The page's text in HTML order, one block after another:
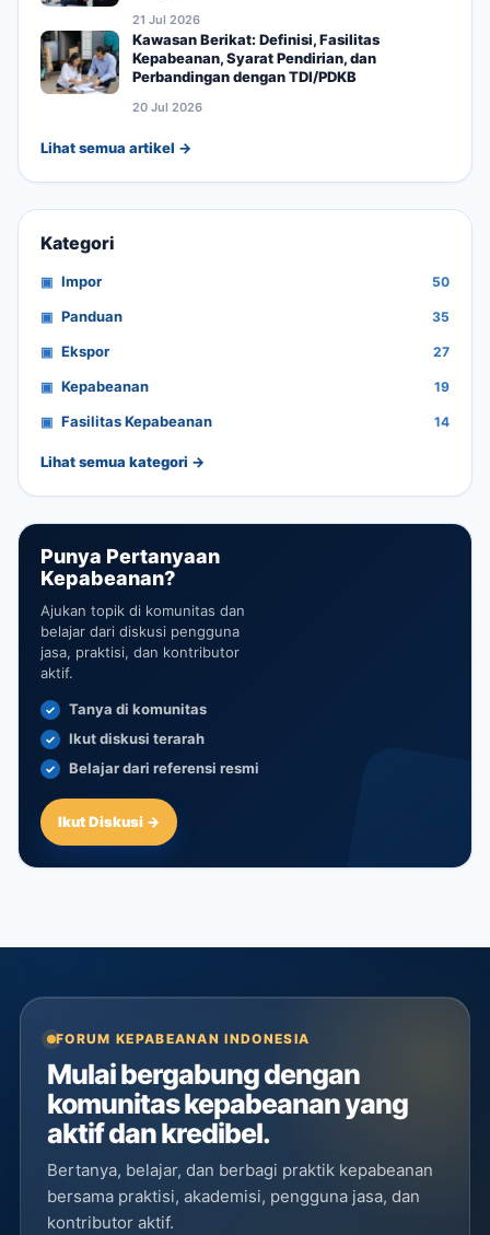
21 Jul 2026
Kawasan Berikat: Definisi, Fasilitas
Kepabeanan, Syarat Pendirian, dan
Perbandingan dengan TDI/PDKB
20 Jul 2026
Lihat semua artikel →
Kategori
Impor 50
Panduan 35
Ekspor 27
Kepabeanan 19
Fasilitas Kepabeanan 14
Lihat semua kategori →
Punya Pertanyaan
Kepabeanan?
Ajukan topik di komunitas dan
belajar dari diskusi pengguna
jasa, praktisi, dan kontributor
aktif.
Tanya di komunitas
Ikut diskusi terarah
Belajar dari referensi resmi
Ikut Diskusi →
FORUM KEPABEANAN INDONESIA
Mulai bergabung dengan
komunitas kepabeanan yang
aktif dan kredibel.
Bertanya, belajar, dan berbagi praktik kepabeanan
bersama praktisi, akademisi, pengguna jasa, dan
kontributor aktif.